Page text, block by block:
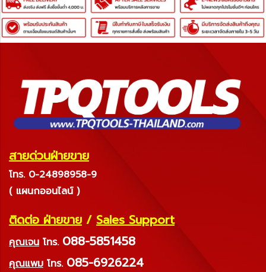
สายด่วนฝ่ายขาย
โทร. 0-24898958-9
( แผนกออนไลน์ )
ติดต่อ ฝ่ายขาย / Sales Support
คุณเจน โทร. 088-5851458
คุณแพม โทร. 085-6926224